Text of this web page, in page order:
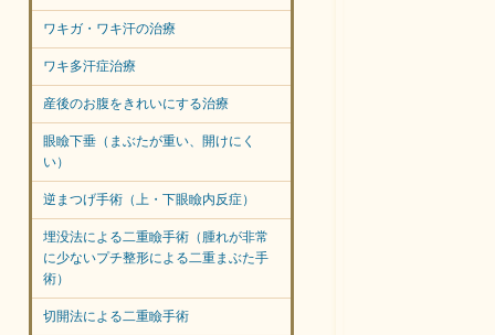
ワキガ・ワキ汗の治療
ワキ多汗症治療
産後のお腹をきれいにする治療
眼瞼下垂（まぶたが重い、開けにく
い）
逆まつげ手術（上・下眼瞼内反症）
埋没法による二重瞼手術（腫れが非常
に少ないプチ整形による二重まぶた手
術）
切開法による二重瞼手術